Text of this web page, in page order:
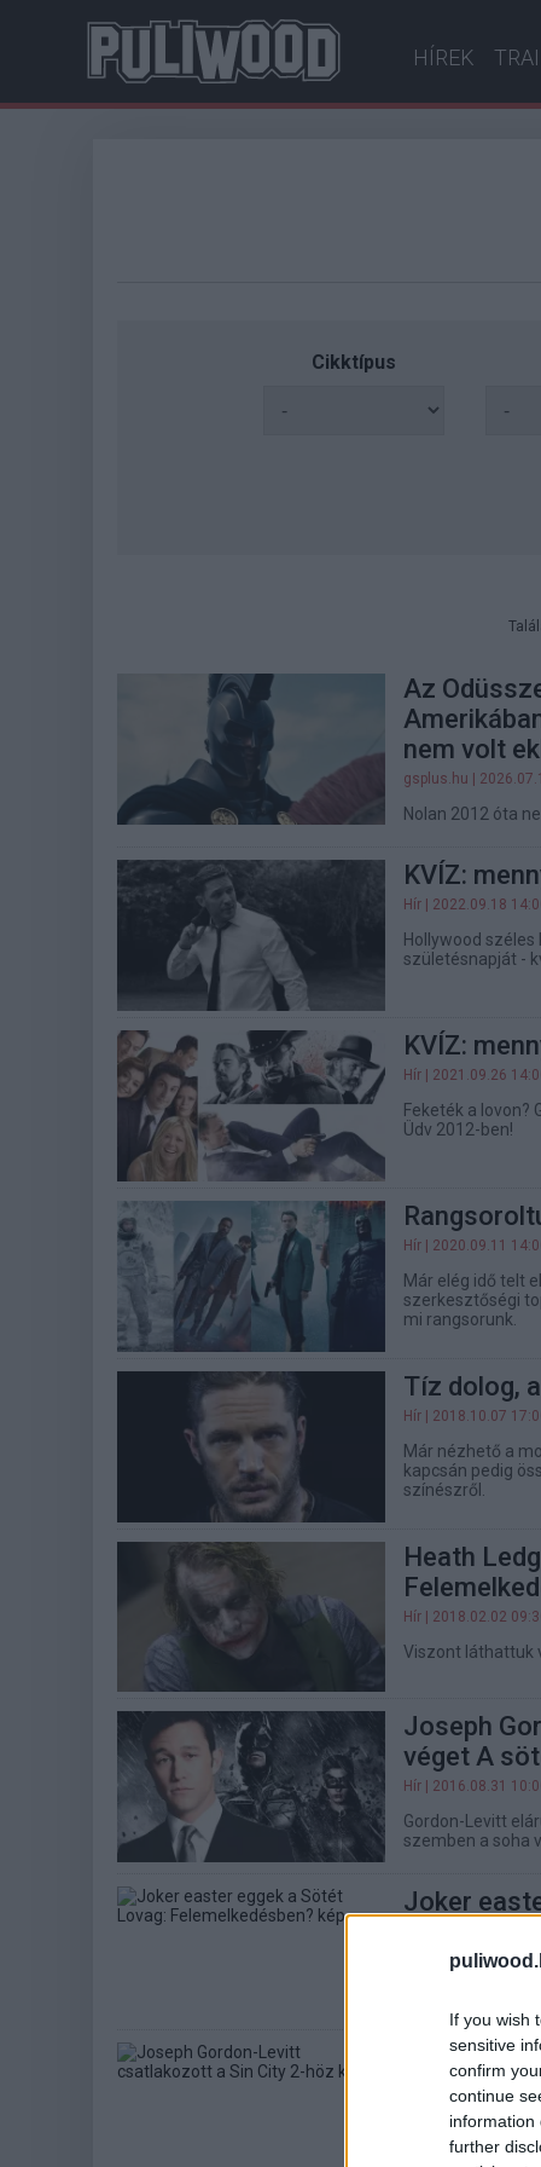
If you wish
sensitive
confirm
continue
information
further
HÍREK
Cikktípus
Az
nem volt
gsplus.hu |
Nolan 2012 óta
KVÍZ:
Hír | 2022.09.18
Hollywood
születésnapját -
KVÍZ:
Hír | 2021.09.26
Feketék a lovon?
Üdv 2012-ben!
Hír | 2020.09.11
Már elég idő telt
szerkesztőségi
mi rangsorunk.
Tíz dolog,
Hír | 2018.10.07
Már nézhető a
kapcsán pedig
színészről.
Heath
Hír | 2018.02.02
Viszont láthattuk
Joseph
véget A
Hír | 2016.08.31
Gordon-Levitt
szemben a soha
Joker
| 2013.01.21
Joseph
| 2013.01.08
Azt megerősített